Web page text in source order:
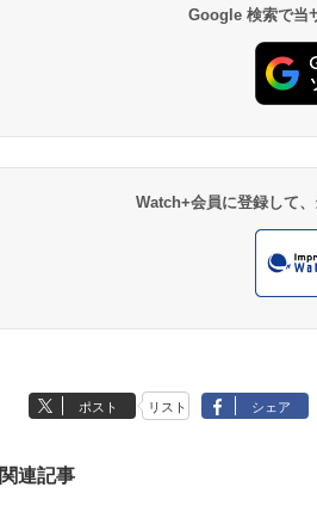
Google 検索で当
Watch+会員に登録して
ポスト リスト シェア
関連記事